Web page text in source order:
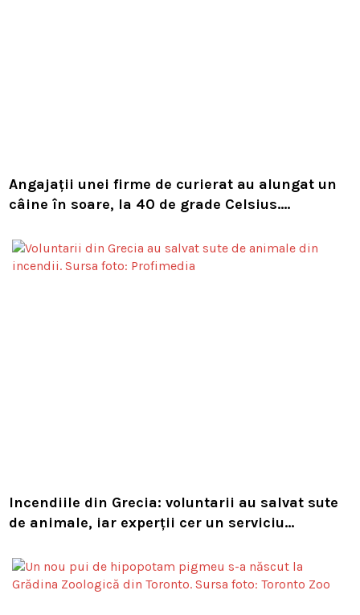
Angajații unei firme de curierat au alungat un
câine în soare, la 40 de grade Celsius.
Incendiile din Grecia: voluntarii au salvat sute
de animale, iar experții cer un serviciu